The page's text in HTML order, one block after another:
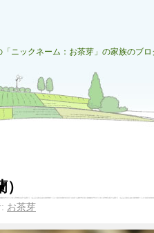
ニックネーム：お茶芽」の家族のブ
お茶芽